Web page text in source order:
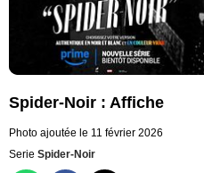
Spider-Noir : Affiche
Photo ajoutée le 11 février 2026
Serie Spider-Noir